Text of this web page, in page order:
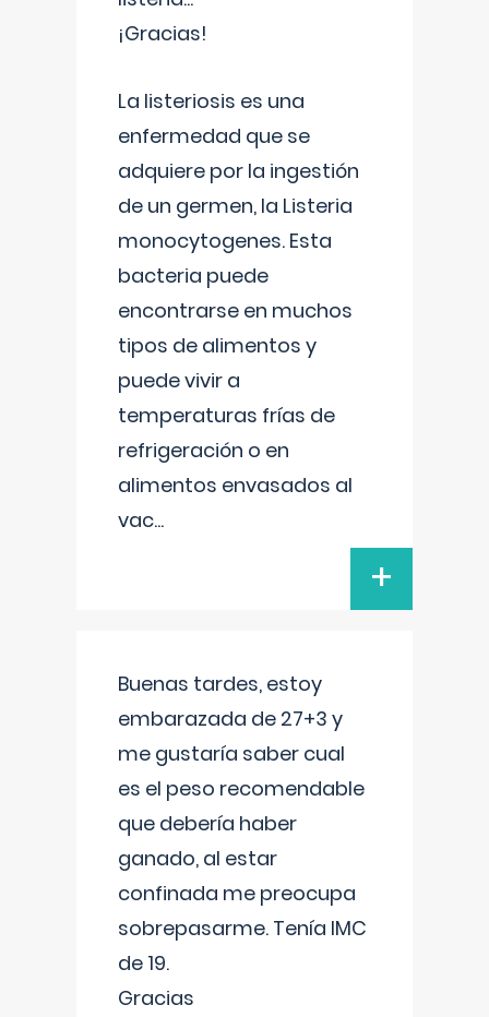
¡Gracias!
La listeriosis es una
enfermedad que se
adquiere por la ingestión
de un germen, la Listeria
monocytogenes. Esta
bacteria puede
encontrarse en muchos
tipos de alimentos y
puede vivir a
temperaturas frías de
refrigeración o en
alimentos envasados al
vac...
+
Buenas tardes, estoy
embarazada de 27+3 y
me gustaría saber cual
es el peso recomendable
que debería haber
ganado, al estar
confinada me preocupa
sobrepasarme. Tenía IMC
de 19.
Gracias